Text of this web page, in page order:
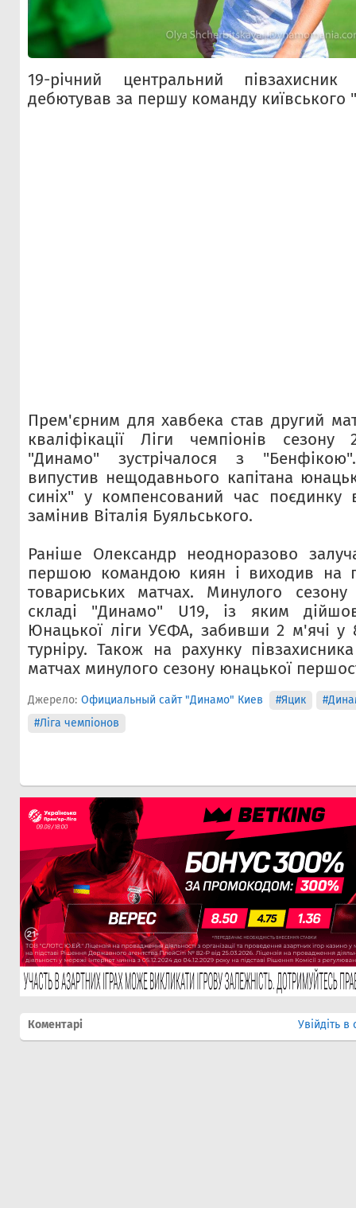
19-річний центральний
дебютував за першу команду київського
Прем'єрним для хавбека став другий
кваліфікації Ліги чемпіонів
"Динамо" зустрічалося з
випустив нещодавнього капітана
синіх" у компенсований час поєдинку
замінив Віталія Буяльського.
Раніше Олександр неодноразово
першою командою киян і виходив на
товариських матчах. Минулого
складі "Динамо" U19, із яким
Юнацької ліги УЄФА, забивши 2 м'ячі у
турніру. Також на рахунку
матчах минулого сезону юнацької
Джерело: Официальный сайт "Динамо" Киев #Яцик
#Ліга чемпіонов
Коментарі Увійдіть в